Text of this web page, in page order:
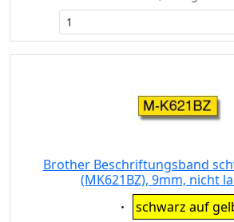
Brother Beschriftungsband
(MK621BZ), 9mm, nicht
Eigenschaft:
schwarz auf